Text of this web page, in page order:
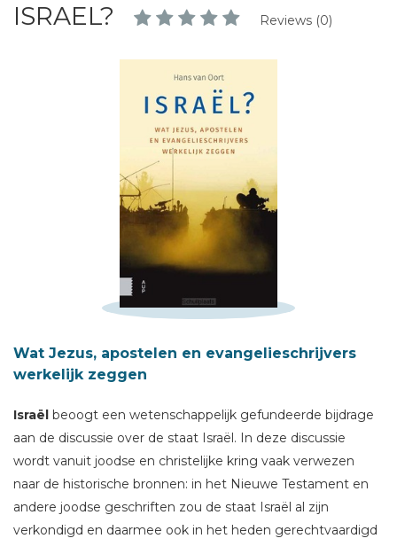
ISRAEL? Reviews (0)
Wat Jezus, apostelen en evangelieschrijvers
werkelijk zeggen
Israël beoogt een wetenschappelijk gefundeerde bijdrage
aan de discussie over de staat Israël. In deze discussie
wordt vanuit joodse en christelijke kring vaak verwezen
naar de historische bronnen: in het Nieuwe Testament en
andere joodse ge­schriften zou de staat Israël al zijn
verkondigd en daarmee ook in het heden gerechtvaardigd
Schrijf hieronder je review!
Sterren
E-mail *
Titel *